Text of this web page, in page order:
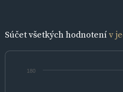
Súčet všetkých hodnotenív
180